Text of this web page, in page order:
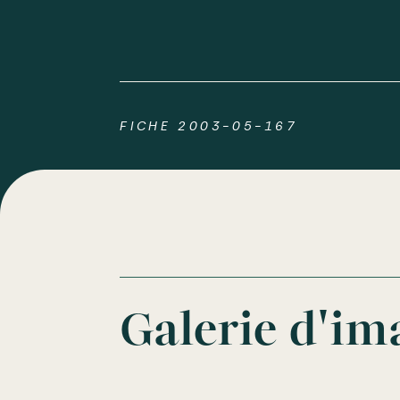
FICHE 2003-05-167
Galerie